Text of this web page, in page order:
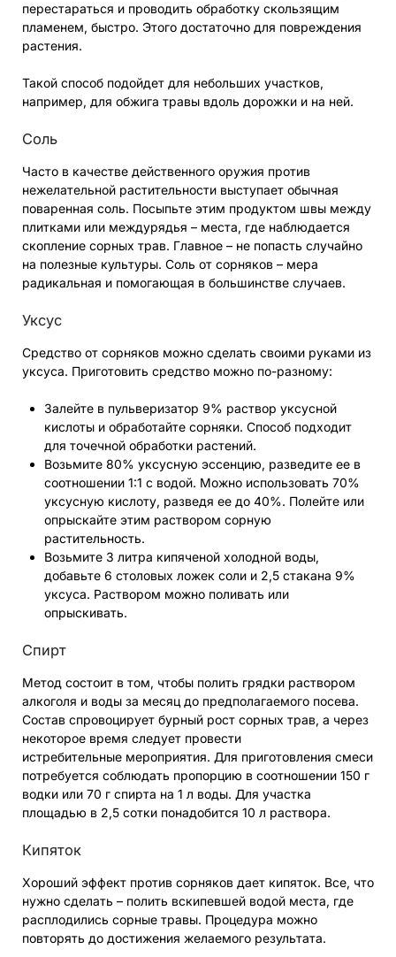
перестараться и проводить обработку скользящим
пламенем, быстро. Этого достаточно для повреждения
растения.
Такой способ подойдет для небольших участков,
например, для обжига травы вдоль дорожки и на ней.
Соль
Часто в качестве действенного оружия против
нежелательной растительности выступает обычная
поваренная соль. Посыпьте этим продуктом швы между
плитками или междурядья – места, где наблюдается
скопление сорных трав. Главное – не попасть случайно
на полезные культуры. Соль от сорняков – мера
радикальная и помогающая в большинстве случаев.
Уксус
Средство от сорняков можно сделать своими руками из
уксуса. Приготовить средство можно по-разному:
Залейте в пульверизатор 9% раствор уксусной
кислоты и обработайте сорняки. Способ подходит
для точечной обработки растений.
Возьмите 80% уксусную эссенцию, разведите ее в
соотношении 1:1 с водой. Можно использовать 70%
уксусную кислоту, разведя ее до 40%. Полейте или
опрыскайте этим раствором сорную
растительность.
Возьмите 3 литра кипяченой холодной воды,
добавьте 6 столовых ложек соли и 2,5 стакана 9%
уксуса. Раствором можно поливать или
опрыскивать.
Спирт
Метод состоит в том, чтобы полить грядки раствором
алкоголя и воды за месяц до предполагаемого посева.
Состав спровоцирует бурный рост сорных трав, а через
некоторое время следует провести
истребительные мероприятия. Для приготовления смеси
потребуется соблюдать пропорцию в соотношении 150 г
водки или 70 г спирта на 1 л воды. Для участка
площадью в 2,5 сотки понадобится 10 л раствора.
Кипяток
Хороший эффект против сорняков дает кипяток. Все, что
нужно сделать – полить вскипевшей водой места, где
расплодились сорные травы. Процедура можно
повторять до достижения желаемого результата.